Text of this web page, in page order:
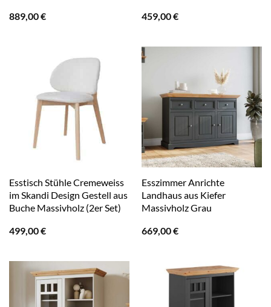
889,00€
459,00€
Esstisch Stühle Cremeweiss
im Skandi Design Gestell aus
Buche Massivholz (2er Set)
499,00€
Esszimmer Anrichte
Landhaus aus Kiefer
Massivholz Grau
669,00€